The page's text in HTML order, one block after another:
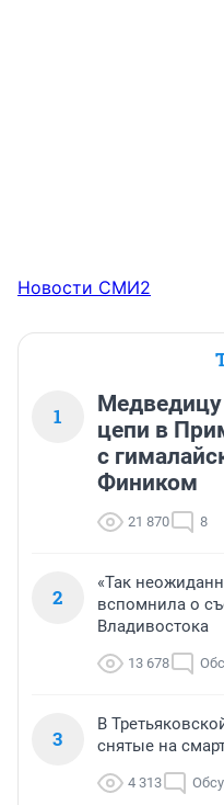
Новости СМИ2
1
цепи в
с
Фиником
21 870 8
2
«Так
вспомнила о
Владивостока
13 678
3
В
снятые на
4 313